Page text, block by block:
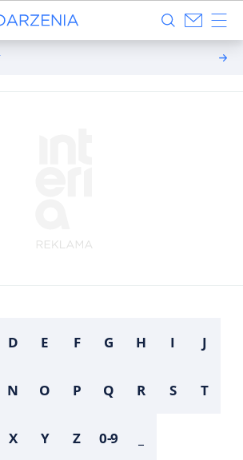
D E F G H I J
N O P Q R S T
X Y Z 0-9